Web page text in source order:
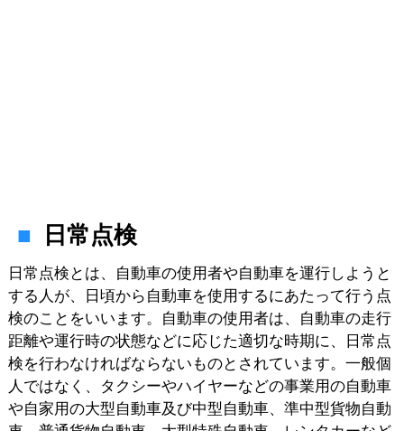
日常点検
日常点検とは、自動車の使用者や自動車を運行しようと
する人が、日頃から自動車を使用するにあたって行う点
検のことをいいます。自動車の使用者は、自動車の走行
距離や運行時の状態などに応じた適切な時期に、日常点
検を行わなければならないものとされています。一般個
人ではなく、タクシーやハイヤーなどの事業用の自動車
や自家用の大型自動車及び中型自動車、準中型貨物自動